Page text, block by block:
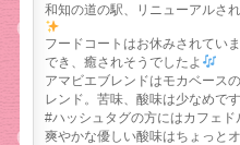
和知の道の駅、リニューアルさ
フードコートはお休みされてい
でき、癒されそうでしたよ
アマビエブレンドはモカベース
レンド。苦味、酸味は少なめです
#ハッシュタグの方にはカフェド
爽やかな優しい酸味はちょっと